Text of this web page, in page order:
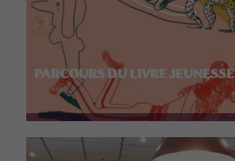
PARCOURS DU LIVRE JEUNESSE